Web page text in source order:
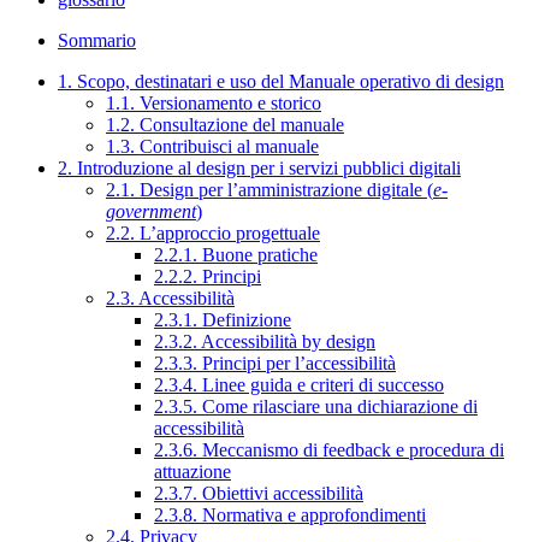
Sommario
1. Scopo, destinatari e uso del Manuale operativo di design
1.1. Versionamento e storico
1.2. Consultazione del manuale
1.3. Contribuisci al manuale
2. Introduzione al design per i servizi pubblici digitali
2.1. Design per l’amministrazione digitale (e-
government)
2.2. L’approccio progettuale
2.2.1. Buone pratiche
2.2.2. Principi
2.3. Accessibilità
2.3.1. Definizione
2.3.2. Accessibilità by design
2.3.3. Principi per l’accessibilità
2.3.4. Linee guida e criteri di successo
2.3.5. Come rilasciare una dichiarazione di
accessibilità
2.3.6. Meccanismo di feedback e procedura di
attuazione
2.3.7. Obiettivi accessibilità
2.3.8. Normativa e approfondimenti
2.4. Privacy